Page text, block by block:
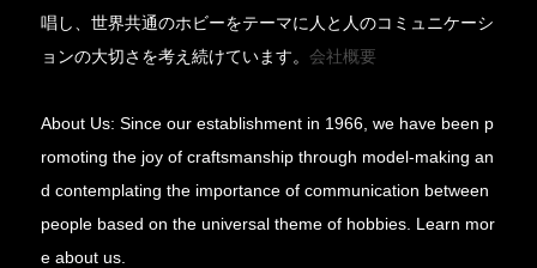
唱し、世界共通のホビーをテーマに人と人のコミュニケーシ
ョンの大切さを考え続けています。会社概要
About Us: Since our establishment in 1966, we have been p
romoting the joy of craftsmanship through model-making an
d contemplating the importance of communication between
people based on the universal theme of hobbies. Learn mor
e about us.